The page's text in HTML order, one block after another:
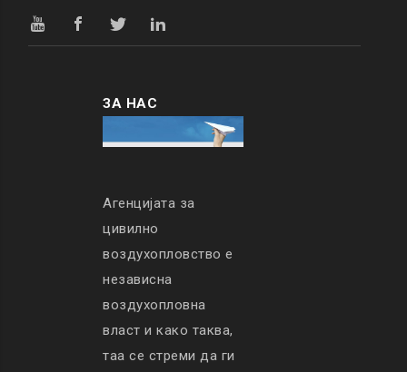
ЗА НАС
Агенцијата за
цивилно
воздухопловство е
независна
воздухопловна
власт и како таква,
таа се стреми да ги